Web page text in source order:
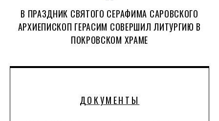
ДОКУМЕНТЫ
В ПРАЗДНИК СВЯТОГО СЕРАФИМА САРОВСКОГО
АРХИЕПИСКОП ГЕРАСИМ СОВЕРШИЛ ЛИТУРГИЮ В
ПОКРОВСКОМ ХРАМЕ